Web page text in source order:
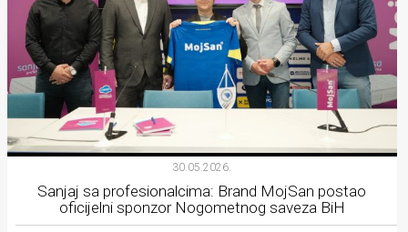
30.05.2026.
Sanjaj sa profesionalcima: Brand MojSan postao
oficijelni sponzor Nogometnog saveza BiH